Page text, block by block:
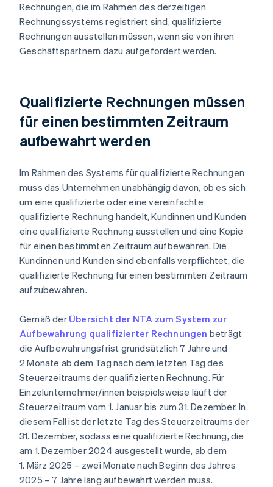
Rechnungen, die im Rahmen des derzeitigen
Rechnungssystems registriert sind, qualifizierte
Rechnungen ausstellen müssen, wenn sie von ihren
Geschäftspartnern dazu aufgefordert werden.
Qualifizierte Rechnungen müssen
für einen bestimmten Zeitraum
aufbewahrt werden
Im Rahmen des Systems für qualifizierte Rechnungen
muss das Unternehmen unabhängig davon, ob es sich
um eine qualifizierte oder eine vereinfachte
qualifizierte Rechnung handelt, Kundinnen und Kunden
eine qualifizierte Rechnung ausstellen und eine Kopie
für einen bestimmten Zeitraum aufbewahren. Die
Kundinnen und Kunden sind ebenfalls verpflichtet, die
qualifizierte Rechnung für einen bestimmten Zeitraum
aufzubewahren.
Gemäß der Übersicht der NTA zum System zur
Aufbewahrung qualifizierter Rechnungen beträgt
die Aufbewahrungsfrist grundsätzlich 7 Jahre und
2 Monate ab dem Tag nach dem letzten Tag des
Steuerzeitraums der qualifizierten Rechnung. Für
Einzelunternehmer/innen beispielsweise läuft der
Steuerzeitraum vom 1. Januar bis zum 31. Dezember. In
diesem Fall ist der letzte Tag des Steuerzeitraums der
31. Dezember, sodass eine qualifizierte Rechnung, die
am 1. Dezember 2024 ausgestellt wurde, ab dem
1. März 2025 – zwei Monate nach Beginn des Jahres
2025 – 7 Jahre lang aufbewahrt werden muss.